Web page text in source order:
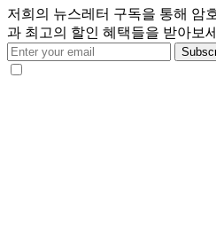
저희의 뉴스레터 구독을 통해 암
과 최고의 할인 혜택들을 받아보